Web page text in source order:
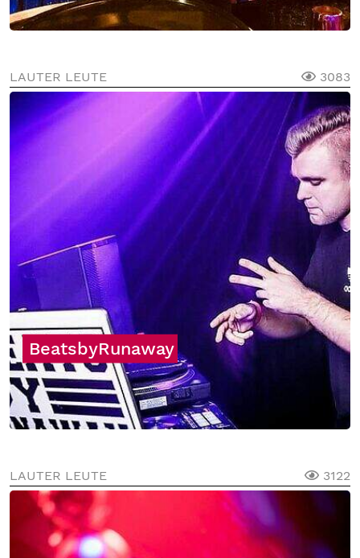
LAUTER LEUTE 3083
BeatsbyRunaway
LAUTER LEUTE 3122